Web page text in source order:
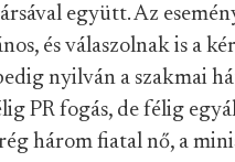
együtt. Az
és válaszolnak is a
nyilván a szakmai
PR fogás, de félig
három fiatal nő, a